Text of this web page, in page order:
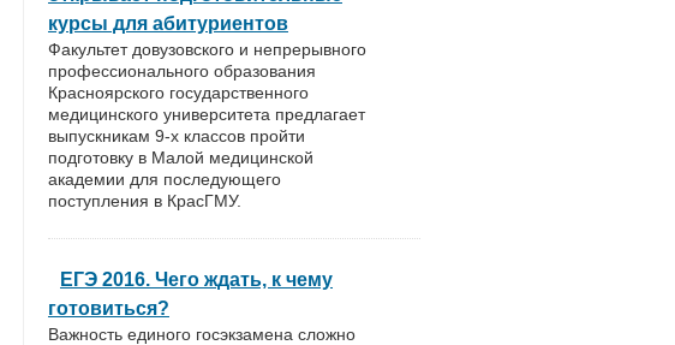
курсы для абитуриентов
Факультет довузовского и непрерывного
профессионального образования
Красноярского государственного
медицинского университета предлагает
выпускникам 9-х классов пройти
подготовку в Малой медицинской
академии для последующего
поступления в КрасГМУ.
ЕГЭ 2016. Чего ждать, к чему
готовиться?
Важность единого госэкзамена сложно